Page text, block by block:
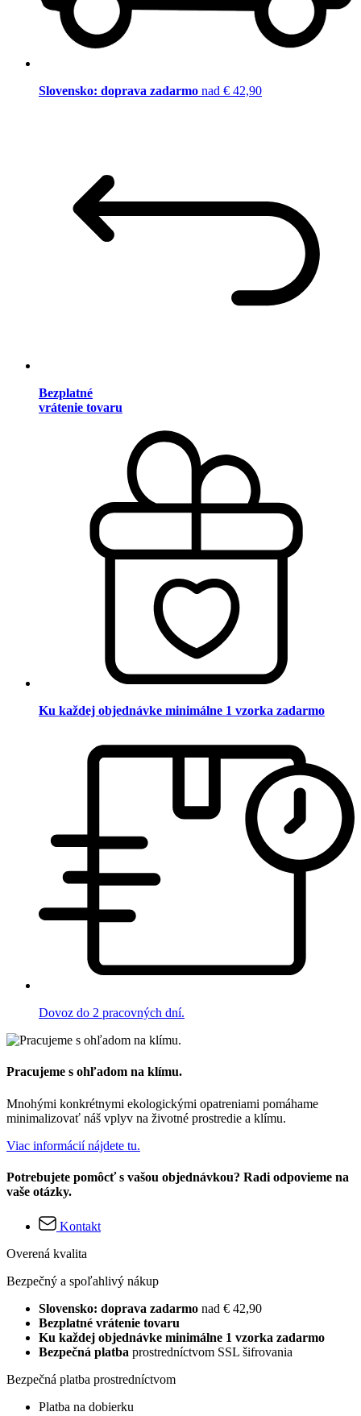
Slovensko: doprava zadarmo nad € 42,90
Bezplatné
vrátenie tovaru
Ku každej objednávke minimálne 1 vzorka zadarmo
Dovoz do 2 pracovných dní.
Pracujeme s ohľadom na klímu.
Mnohými konkrétnymi ekologickými opatreniami pomáhame
minimalizovať náš vplyv na životné prostredie a klímu.
Viac informácií nájdete tu.
Potrebujete pomôcť s vašou objednávkou? Radi odpovieme na
vaše otázky.
Kontakt
Overená kvalita
Bezpečný a spoľahlivý nákup
Slovensko: doprava zadarmo nad € 42,90
Bezplatné vrátenie tovaru
Ku každej objednávke minimálne 1 vzorka zadarmo
Bezpečná platba prostredníctvom SSL šifrovania
Bezpečná platba prostredníctvom
Platba na dobierku